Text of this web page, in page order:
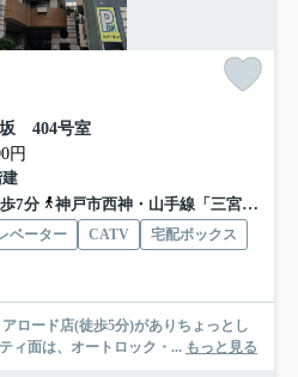
坂 404号室
円
7分
神戸市西神・山手線「三宮」駅 徒歩5分
ベーター CATV
宅配ボックス
ロード店(徒歩5分)がありちょっとし
ィ面は、オートロック・... もっと見る